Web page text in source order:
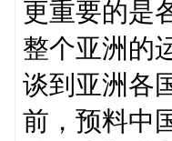
更重要的是
整个亚洲的
谈到亚洲各
前，预料中